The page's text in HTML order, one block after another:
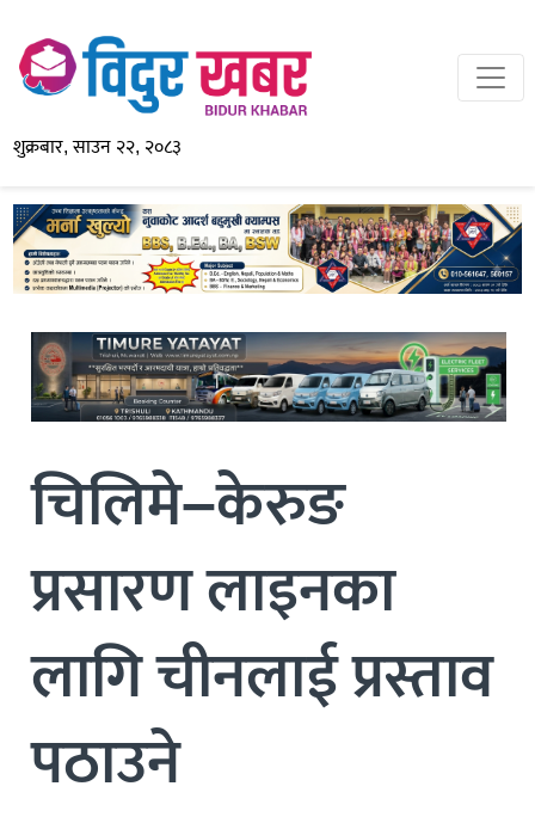
शुक्रबार, साउन २२, २०८३
चिलिमे–केरुङ
प्रसारण लाइनका
लागि चीनलाई प्रस्ताव
पठाउने